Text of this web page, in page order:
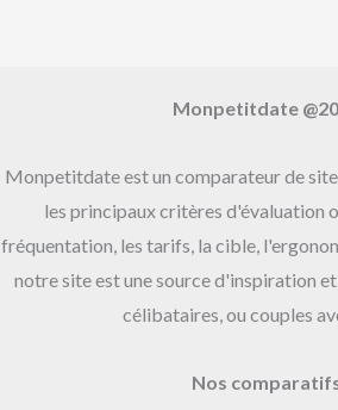
Monpetitdate
Monpetitdate est un comparateur de
les principaux critères d'évaluation
fréquentation, les tarifs, la cible,
notre site est une source d'inspiration
célibataires, ou couples
Nos